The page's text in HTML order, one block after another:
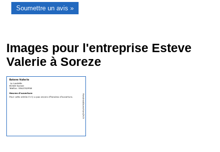
Images pour l'entreprise Esteve
Valerie à Soreze